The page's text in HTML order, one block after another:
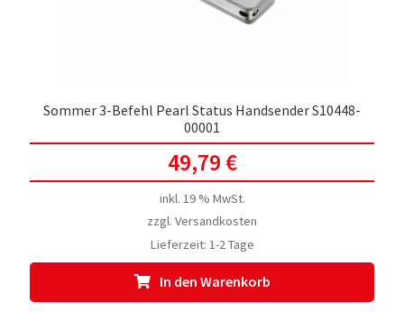
Sommer 3-Befehl Pearl Status Handsender S10448-
00001
49,79 €
inkl. 19 % MwSt.
zzgl. Versandkosten
Lieferzeit: 1-2 Tage
In den Warenkorb